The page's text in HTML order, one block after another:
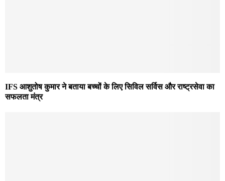
IFS आशुतोष कुमार ने बताया बच्चों के लिए सिविल सर्विस और राष्ट्रसेवा का
सफलता मंत्र